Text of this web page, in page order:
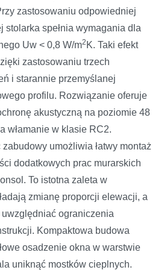
zastosowaniu odpowiedniej
stolarka spełnia wymagania dla
Uw < 0,8 W/m2 K. Taki efekt
zastosowaniu trzech
i starannie przemyślanej
profilu. Rozwiązanie oferuje
akustyczną na poziomie 48
włamanie w klasie RC2.
umożliwia łatwy montaż
dodatkowych prac murarskich
To istotna zaleta w
zmianę proporcji elewacji, a
ograniczenia
Kompaktowa budowa
osadzenie okna w warstwie
uniknąć mostków cieplnych.